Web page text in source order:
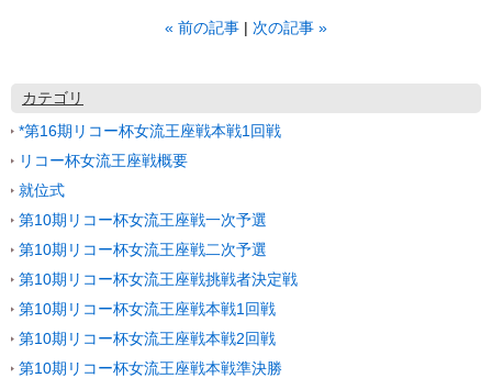
« 前の記事 次の記事 »
カテゴリ
*第16期リコー杯女流王座戦本戦1回戦
リコー杯女流王座戦概要
就位式
第10期リコー杯女流王座戦一次予選
第10期リコー杯女流王座戦二次予選
第10期リコー杯女流王座戦挑戦者決定戦
第10期リコー杯女流王座戦本戦1回戦
第10期リコー杯女流王座戦本戦2回戦
第10期リコー杯女流王座戦本戦準決勝